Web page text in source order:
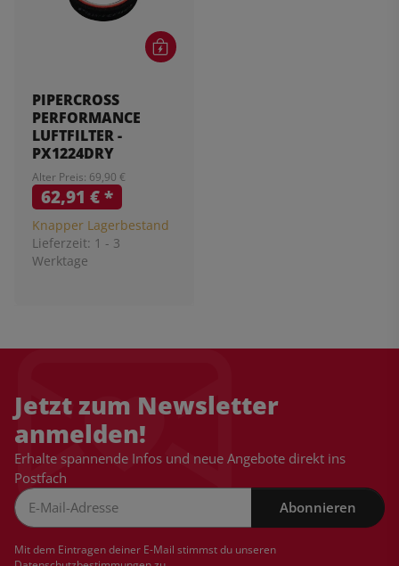
PIPERCROSS
PERFORMANCE
LUFTFILTER -
PX1224DRY
Alter Preis: 69,90 €
62,91 €*
Knapper Lagerbestand
Lieferzeit: 1 - 3
Werktage
Jetzt zum Newsletter
anmelden!
Erhalte spannende Infos und neue Angebote direkt ins
Postfach
Abonnieren
Mit dem Eintragen deiner E-Mail stimmst du unseren